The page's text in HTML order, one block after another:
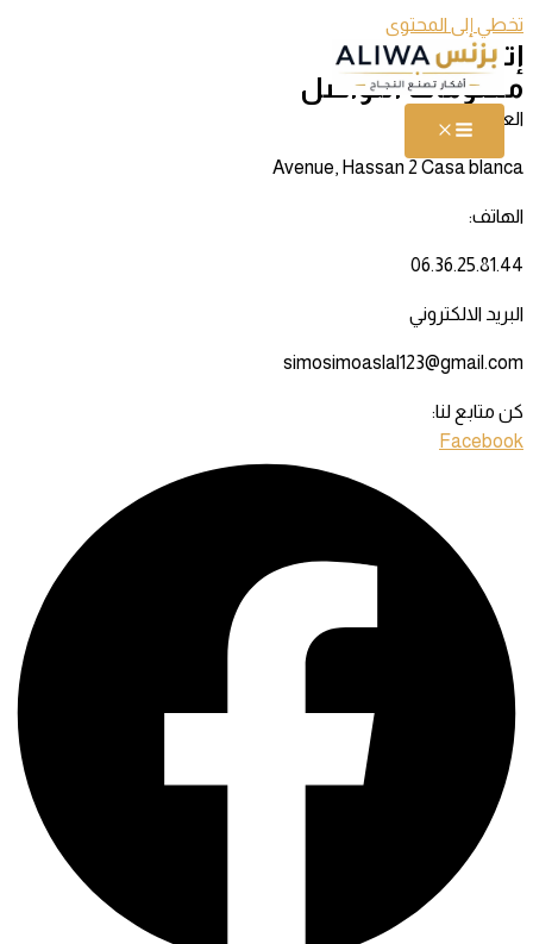
تخطي إلى المحتوى
إتصل بنا​
معلومات التواصل
العنوان:
Avenue, Hassan 2 Casa blanca
الهاتف:
06.36.25.81.44
البريد الالكتروني
simosimoaslal123@gmail.com
كن متابع لنا:
Facebook